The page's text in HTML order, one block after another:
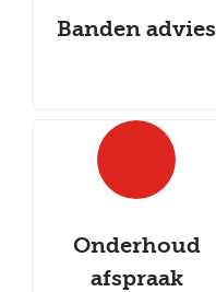
Banden advies
Onderhoud
afspraak